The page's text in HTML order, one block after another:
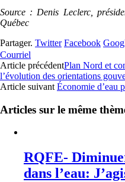
Source : Denis Leclerc,
Québec
Partager. Twitter Facebook
Courriel
Article précédentPlan Nord et
l’évolution des orientations
Article suivant Économie d’eau
Articles sur le même
RQFE-
dans l’eau: